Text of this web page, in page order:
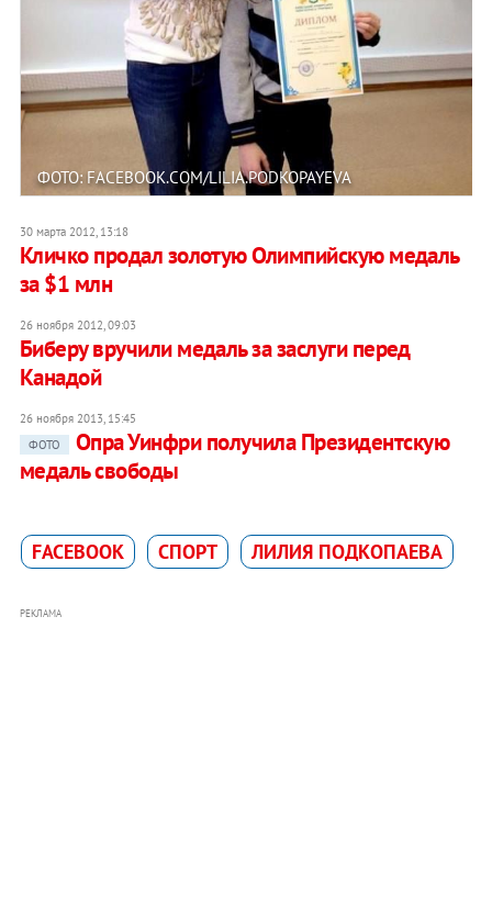
ФОТО: FACEBOOK.COM/LILIA.PODKOPAYEVA
30 марта 2012, 13:18
Кличко продал золотую Олимпийскую медаль
за $1 млн
26 ноября 2012, 09:03
Биберу вручили медаль за заслуги перед
Канадой
26 ноября 2013, 15:45
ФОТО
Опра Уинфри получила Президентскую
медаль свободы
FACEBOOK СПОРТ ЛИЛИЯ ПОДКОПАЕВА
РЕКЛАМА